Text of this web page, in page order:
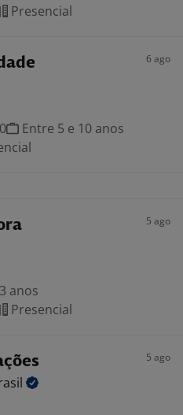
Presencial
6 ago
Entre 5 e 10 anos
5 ago
anos
Presencial
5 ago